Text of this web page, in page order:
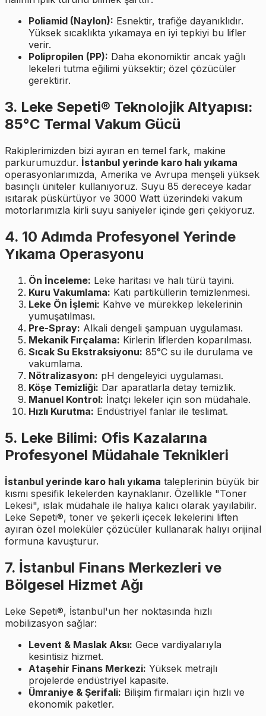
Poliamid (Naylon): Esnektir, trafiğe dayanıklıdır.
Yüksek sıcaklıkta yıkamaya en iyi tepkiyi bu lifler
verir.
Polipropilen (PP): Daha ekonomiktir ancak yağlı
lekeleri tutma eğilimi yüksektir; özel çözücüler
gerektirir.
3. Leke Sepeti® Teknolojik Altyapısı:
85°C Termal Vakum Gücü
Rakiplerimizden bizi ayıran en temel fark, makine
parkurumuzdur. İstanbul yerinde karo halı yıkama
operasyonlarımızda, Amerika ve Avrupa menşeli yüksek
basınçlı üniteler kullanıyoruz. Suyu 85 dereceye kadar
ısıtarak püskürtüyor ve 3000 Watt üzerindeki vakum
motorlarımızla kirli suyu saniyeler içinde geri çekiyoruz.
4. 10 Adımda Profesyonel Yerinde
Yıkama Operasyonu
Ön İnceleme: Leke haritası ve halı türü tayini.
Kuru Vakumlama: Katı partiküllerin temizlenmesi.
Leke Ön İşlemi: Kahve ve mürekkep lekelerinin
yumuşatılması.
Pre-Spray: Alkali dengeli şampuan uygulaması.
Mekanik Fırçalama: Kirlerin liflerden koparılması.
Sıcak Su Ekstraksiyonu: 85°C su ile durulama ve
vakumlama.
Nötralizasyon: pH dengeleyici uygulaması.
Köşe Temizliği: Dar aparatlarla detay temizlik.
Manuel Kontrol: İnatçı lekeler için son müdahale.
Hızlı Kurutma: Endüstriyel fanlar ile teslimat.
5. Leke Bilimi: Ofis Kazalarına
Profesyonel Müdahale Teknikleri
İstanbul yerinde karo halı yıkama taleplerinin büyük bir
kısmı spesifik lekelerden kaynaklanır. Özellikle "Toner
Lekesi", ıslak müdahale ile halıya kalıcı olarak yayılabilir.
Leke Sepeti®, toner ve şekerli içecek lekelerini liften
ayıran özel moleküler çözücüler kullanarak halıyı orijinal
formuna kavuşturur.
7. İstanbul Finans Merkezleri ve
Bölgesel Hizmet Ağı
Leke Sepeti®, İstanbul'un her noktasında hızlı
mobilizasyon sağlar:
Levent & Maslak Aksı: Gece vardiyalarıyla
kesintisiz hizmet.
Ataşehir Finans Merkezi: Yüksek metrajlı
projelerde endüstriyel kapasite.
Ümraniye & Şerifali: Bilişim firmaları için hızlı ve
ekonomik paketler.